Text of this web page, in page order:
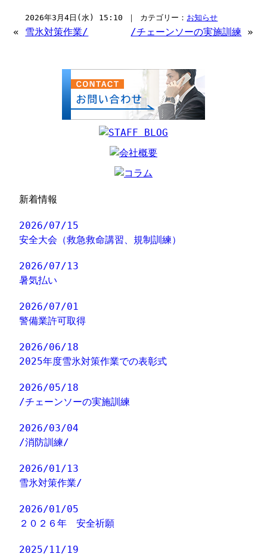
2026年3月4日(水) 15:10 ｜ カテゴリー： お知らせ
« 雪氷対策作業/ /チェーンソーの実施訓練 »
新着情報
2026/07/15
安全大会（救急救命講習、規制訓練）
2026/07/13
暑気払い
2026/07/01
警備業許可取得
2026/06/18
2025年度雪氷対策作業での表彰式
2026/05/18
/チェーンソーの実施訓練
2026/03/04
/消防訓練/
2026/01/13
雪氷対策作業/
2026/01/05
２０２６年 安全祈願
2025/11/19